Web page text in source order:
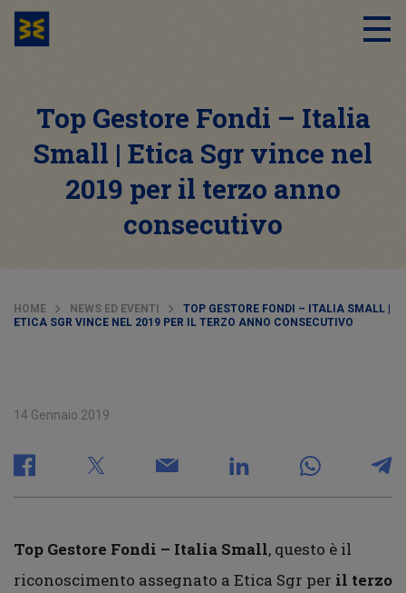
Top Gestore Fondi – Italia
Small | Etica Sgr vince nel
2019 per il terzo anno
consecutivo
HOME NEWS ED EVENTI
TOP GESTORE FONDI – ITALIA SMALL |
ETICA SGR VINCE NEL 2019 PER IL TERZO ANNO CONSECUTIVO
14 Gennaio 2019
Top Gestore Fondi – Italia Small, questo è il
riconoscimento assegnato a Etica Sgr per il terzo